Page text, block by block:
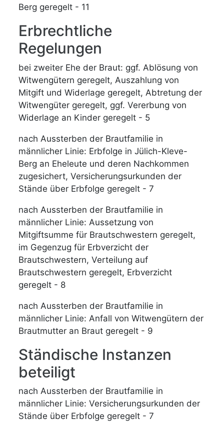
Berg geregelt - 11
Erbrechtliche
Regelungen
bei zweiter Ehe der Braut: ggf. Ablösung von
Witwengütern geregelt, Auszahlung von
Mitgift und Widerlage geregelt, Abtretung der
Witwengüter geregelt, ggf. Vererbung von
Widerlage an Kinder geregelt - 5
nach Aussterben der Brautfamilie in
männlicher Linie: Erbfolge in Jülich-Kleve-
Berg an Eheleute und deren Nachkommen
zugesichert, Versicherungsurkunden der
Stände über Erbfolge geregelt - 7
nach Aussterben der Brautfamilie in
männlicher Linie: Aussetzung von
Mitgiftsumme für Brautschwestern geregelt,
im Gegenzug für Erbverzicht der
Brautschwestern, Verteilung auf
Brautschwestern geregelt, Erbverzicht
geregelt - 8
nach Aussterben der Brautfamilie in
männlicher Linie: Anfall von Witwengütern der
Brautmutter an Braut geregelt - 9
Ständische Instanzen
beteiligt
nach Aussterben der Brautfamilie in
männlicher Linie: Versicherungsurkunden der
Stände über Erbfolge geregelt - 7